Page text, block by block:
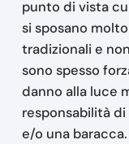
punto di vista
si sposano
tradizionali e
sono spesso
danno alla luce
responsabilità
e/o una